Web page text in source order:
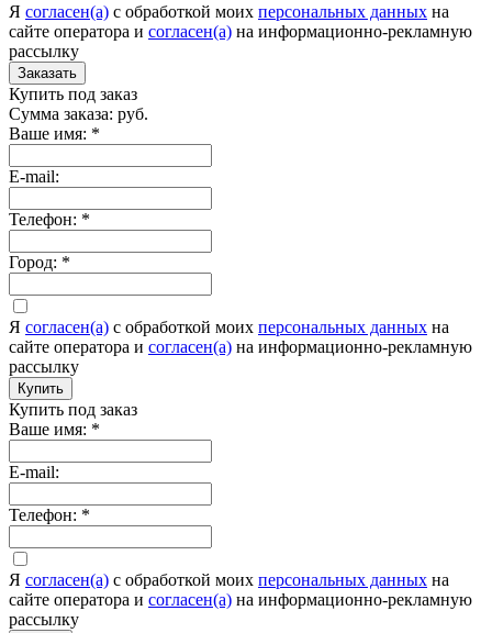
Я согласен(а) c обработкой моих персональных данных на
сайте оператора и согласен(а) на информационно-рекламную
рассылку
Заказать
Купить под заказ
Сумма заказа: руб.
Ваше имя: *
E-mail:
Телефон: *
Город: *
Я согласен(а) c обработкой моих персональных данных на
сайте оператора и согласен(а) на информационно-рекламную
рассылку
Купить
Купить под заказ
Ваше имя: *
E-mail:
Телефон: *
Я согласен(а) c обработкой моих персональных данных на
сайте оператора и согласен(а) на информационно-рекламную
рассылку